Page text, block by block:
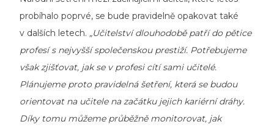
probíhalo poprvé, se bude pravidelně opakovat také
v dalších letech. „Učitelství dlouhodobě patří do pětice
profesí s nejvyšší společenskou prestiží. Potřebujeme
však zjišťovat, jak se v profesi cítí sami učitelé.
Plánujeme proto pravidelná šetření, která se budou
orientovat na učitele na začátku jejich kariérní dráhy.
Díky tomu můžeme průběžně monitorovat, jak